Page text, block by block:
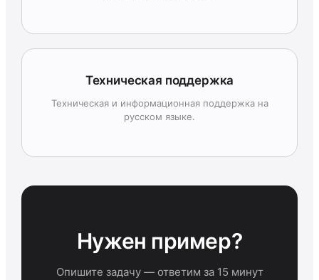
Техническая поддержка
Техническая и информационная поддержка на
русском языке.
Нужен пример?
Опишите задачу — ответим за 15 минут